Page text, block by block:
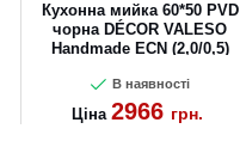
Кухонна мийка 60*50 PVD
чорна DÉCOR VALESO
Handmade ECN (2,0/0,5)
В наявності
Ціна 2966 грн.